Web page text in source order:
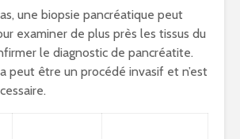
une biopsie pancréatique peut
examiner de plus près les tissus du
le diagnostic de pancréatite.
peut être un procédé invasif et n’est